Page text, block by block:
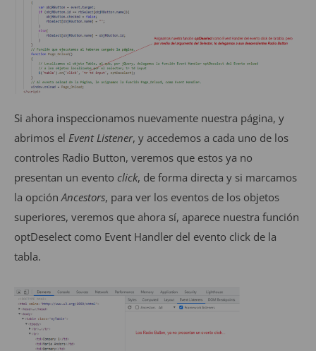
Si ahora inspeccionamos nuevamente nuestra página, y
abrimos el Event Listener, y accedemos a cada uno de los
controles Radio Button, veremos que estos ya no
presentan un evento click, de forma directa y si marcamos
la opciónAncestors, para ver los eventos de los objetos
superiores, veremos que ahora sí, aparece nuestra función
optDeselect como Event Handler del evento click de la
tabla.